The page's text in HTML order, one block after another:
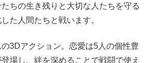
ちの生き残りと大切な人たちを守る
た人間たちと戦います。
3Dアクション。恋愛は5人の個性豊
場し、絆を深めることで戦闘で使え